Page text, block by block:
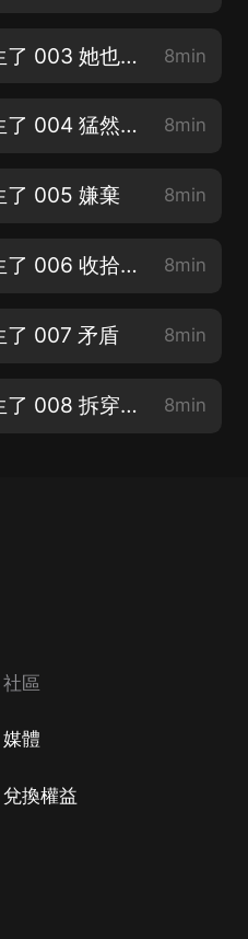
我與首輔大人一起重生了 003 她也重生了【大家多多支持新書《國民妖精》】 8min
我與首輔大人一起重生了 004 猛然警醒 8min
了 005 嫌棄 8min
我與首輔大人一起重生了 006 收拾蘇明初 8min
了 007 矛盾 8min
我與首輔大人一起重生了 008 拆穿心思 8min
社區
媒體
兌換權益